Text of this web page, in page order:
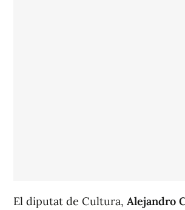
El diputat de Cultura, Alejandro